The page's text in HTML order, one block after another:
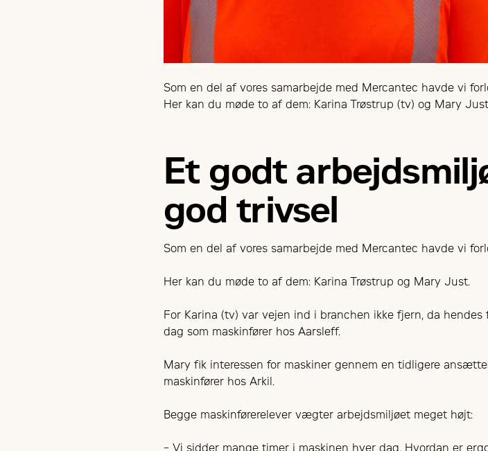
Som en del af vores samarbejde med Mercantec havde vi
Her kan du møde to af dem: Karina Trøstrup (tv) og Mary
Et godt
god trivsel
Som en del af vores samarbejde med Mercantec havde vi
Her kan du møde to af dem: Karina Trøstrup og Mary Just.
For Karina (tv) var vejen ind i branchen ikke fjern, da
dag som maskinfører hos Aarsleff.
Mary fik interessen for maskiner gennem en tidligere
maskinfører hos Arkil.
Begge maskinførerelever vægter arbejdsmiljøet meget højt:
– Vi sidder mange timer i maskinen hver dag. Hvordan er